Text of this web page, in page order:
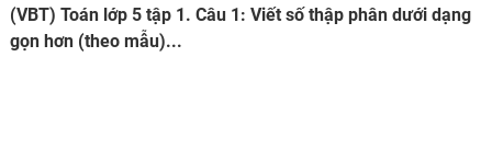
(VBT) Toán lớp 5 tập 1. Câu 1: Viết số thập phân dưới dạng
gọn hơn (theo mẫu)...